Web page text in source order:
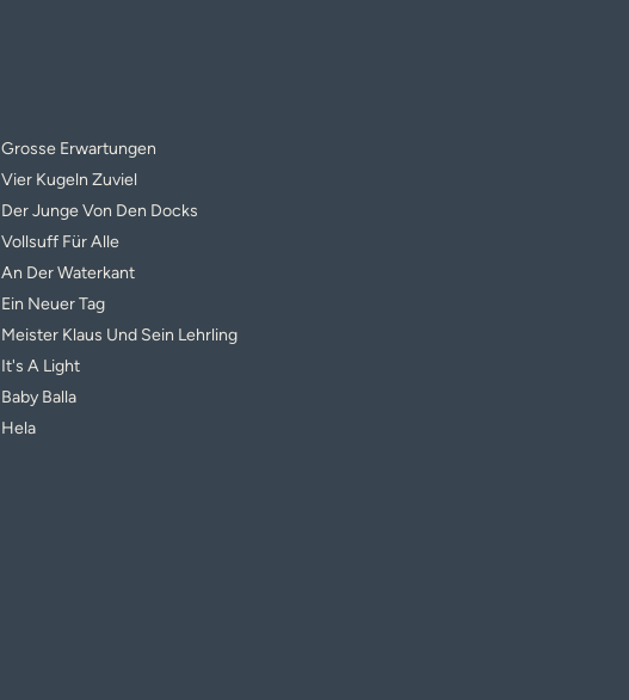
Grosse Erwartungen
Vier Kugeln Zuviel
Der Junge Von Den Docks
Vollsuff Für Alle
An Der Waterkant
Ein Neuer Tag
Meister Klaus Und Sein Lehrling
It's A Light
Baby Balla
Hela